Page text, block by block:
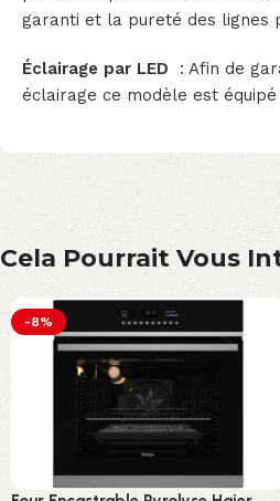
garanti et la pureté des lignes
Éclairage par LED : Afin de
éclairage ce modèle est équipé
Cela Pourrait Vous
-8%